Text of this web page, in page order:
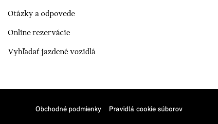
Otázky a odpovede
Online rezervácie
Vyhľadať jazdené vozidlá
Obchodné podmienky Pravidlá cookie súborov